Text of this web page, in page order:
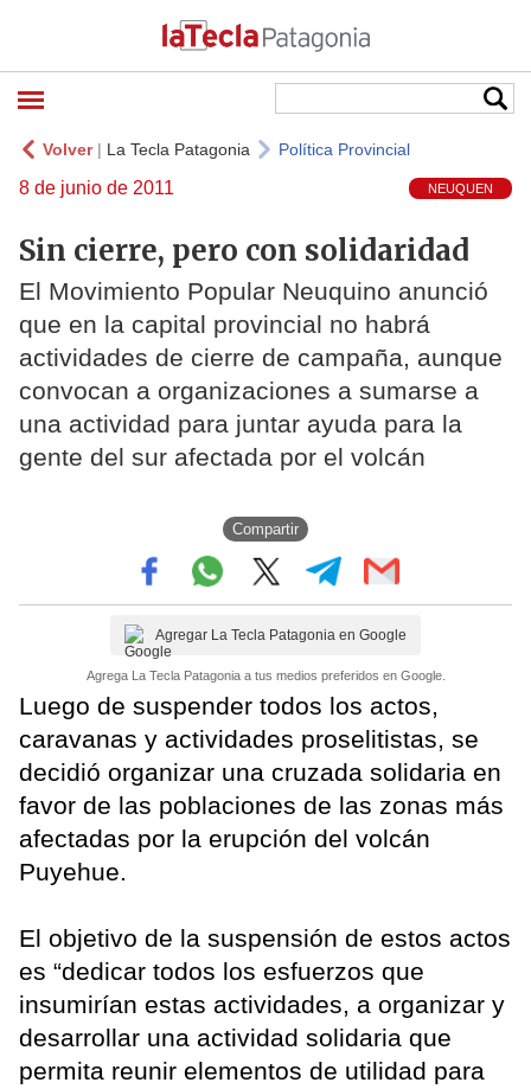
Volver| La Tecla Patagonia Política Provincial
8 de junio de 2011 NEUQUEN
Sin cierre, pero con solidaridad
El Movimiento Popular Neuquino anunció
que en la capital provincial no habrá
actividades de cierre de campaña, aunque
convocan a organizaciones a sumarse a
una actividad para juntar ayuda para la
gente del sur afectada por el volcán
Compartir
Agregar La Tecla Patagonia en Google
Agrega La Tecla Patagonia a tus medios preferidos en Google.
Luego de suspender todos los actos,
caravanas y actividades proselitistas, se
decidió organizar una cruzada solidaria en
favor de las poblaciones de las zonas más
afectadas por la erupción del volcán
Puyehue.
El objetivo de la suspensión de estos actos
es “dedicar todos los esfuerzos que
insumirían estas actividades, a organizar y
desarrollar una actividad solidaria que
permita reunir elementos de utilidad para